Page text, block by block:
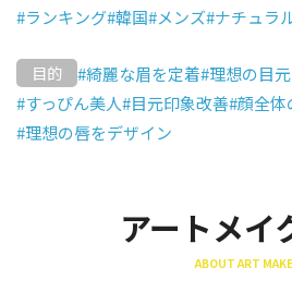
#ランキング#韓国#メンズ#ナチュラ
目的 #綺麗な眉を定着#理想の目
#すっぴん美人#目元印象改善#顔全体
#理想の唇をデザイン
アートメイ
ABOUT ART MAKE